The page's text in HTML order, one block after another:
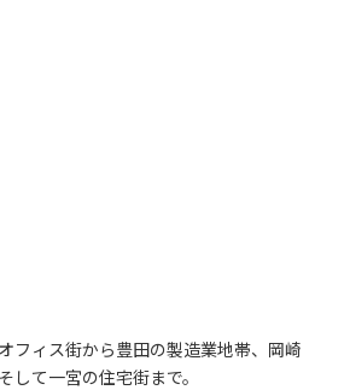
フィス街から豊田の製造業地帯、岡崎
して一宮の住宅街まで。